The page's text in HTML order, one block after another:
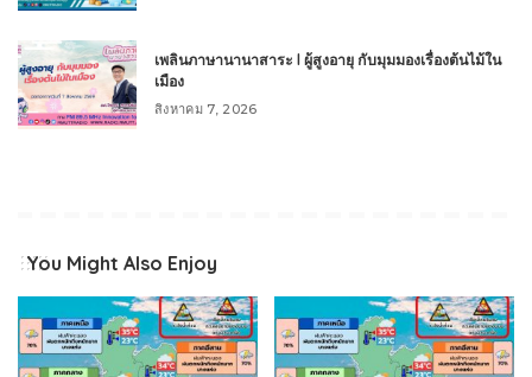
เพลินภาษานานาสาระ l ผู้สูงอายุ กับมุมมองเรื่องต้นไม้ใน
เมือง
สิงหาคม 7, 2026
You Might Also Enjoy